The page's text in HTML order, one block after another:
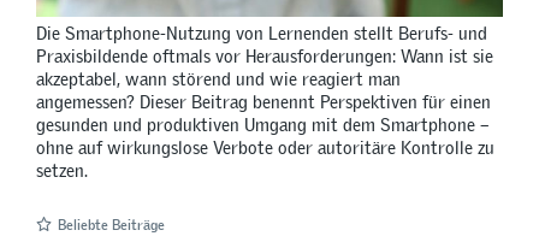
Die Smartphone-Nutzung von Lernenden stellt Berufs- und
Praxisbildende oftmals vor Herausforderungen: Wann ist sie
akzeptabel, wann störend und wie reagiert man
angemessen? Dieser Beitrag benennt Perspektiven für einen
gesunden und produktiven Umgang mit dem Smartphone –
ohne auf wirkungslose Verbote oder autoritäre Kontrolle zu
setzen.
Beliebte Beiträge